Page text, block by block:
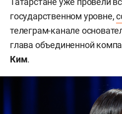
государственном уровне,
телеграм-канале
глава объединенной
Ким.